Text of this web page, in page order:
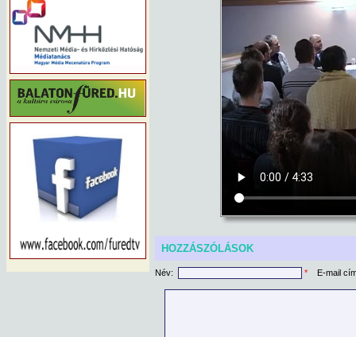
HOZZÁSZÓLÁSOK
Név: * E-mail